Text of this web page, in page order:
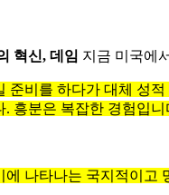
혁신, 데임 지금 미국에
준비를 하다가 대체 성
. 흥분은 복잡한 경험입
에 나타나는 국지적이고